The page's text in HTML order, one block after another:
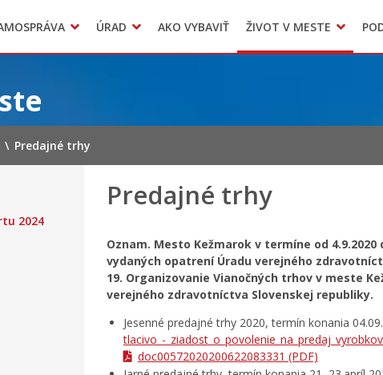
polícia
Geo informačný
ÚRAD
úradu
Oznamovanie
AKO VYBAVIŤ ŽIVOT V MESTE
Triedený zber –
\ Predajné trhy
2024
Predajné trhy
Oznam. Mesto Kežmarok v termíne od
vydaných opatrení Úradu verejného
19. Organizovanie Vianočných trhov v meste
verejného zdravotníctva Slovenskej republiky.
Jesenné predajné trhy 2020, termín konania
tlacivo_-
doc00572020200622083331 (PDF)